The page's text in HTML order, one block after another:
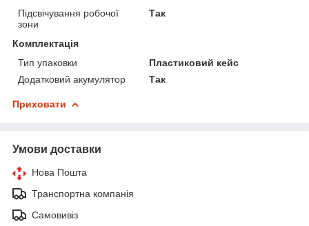
Підсвічування робочої
зони
Так
Комплектація
Тип упаковки
Пластиковий кейс
Додатковий акумулятор
Так
Приховати
Умови доставки
Нова Пошта
Транспортна компанія
Самовивіз